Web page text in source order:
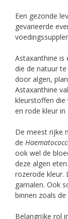
Een gezonde
gevarieerde
Astaxanthine is
die de natuur
door algen,
Astaxanthine
kleurstoffen
en rode kleur
De meest rijke
de
ook wel de
deze algen
rozerode kleur.
garnalen. Ook
binnen zoals
Belangrijke rol